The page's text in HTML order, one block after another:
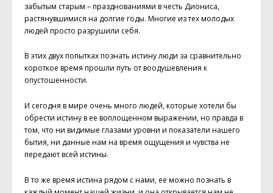
забытым старым – празднованиями в честь Диониса,
растянувшимися на долгие годы. Многие из тех молодых
людей просто разрушили себя.
В этих двух попытках познать истину люди за сравнительно
короткое время прошли путь от воодушевления к
опустошенности.
И сегодня в мире очень много людей, которые хотели бы
обрести истину в ее воплощенном выражении, но правда в
том, что ни видимые глазами уровни и показатели нашего
бытия, ни данные нам на время ощущения и чувства не
передают всей истины.
В то же время истина рядом с нами, ее можно познать в